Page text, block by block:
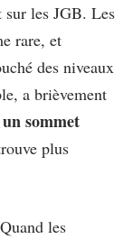
les JGB. Les
rare, et
des niveaux
a brièvement
sommet
plus
les